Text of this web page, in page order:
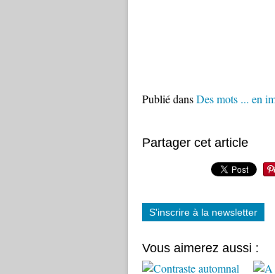
Publié dansDes mots ... en
Partager cet article
S'inscrire à la newsletter
Vous aimerez aussi :